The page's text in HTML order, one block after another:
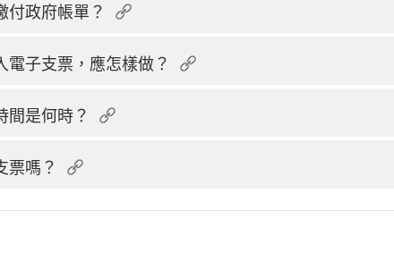
付政府帳單？
電子支票，應怎樣做？
間是何時？
票嗎？